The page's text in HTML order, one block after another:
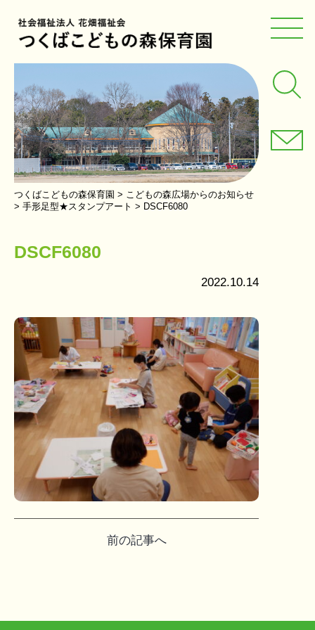
つくばこどもの森保育園 > こどもの森広場からのお知らせ
> 手形足型★スタンプアート > DSCF6080
DSCF6080
2022.10.14
ビ
前の記事へ